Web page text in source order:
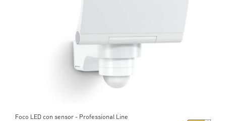
Foco LED con sensor - Professional Line